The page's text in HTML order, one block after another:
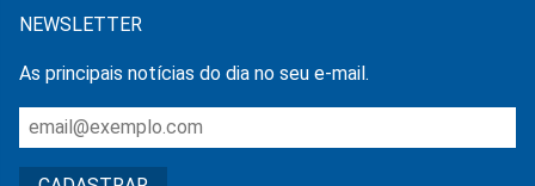
NEWSLETTER
As principais notícias do dia no seu e-mail.